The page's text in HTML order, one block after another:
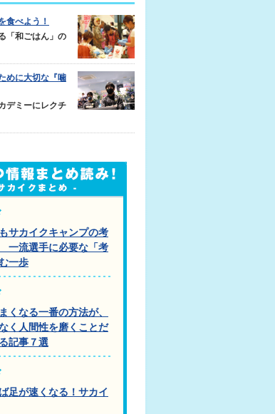
食べよう！
「和ごはん」の
めに大切な『噛
デミーにレクチ
サカイクキャンプの考
一流選手に必要な「考
一歩
くなる一番の方法が、
く人間性を磨くことだ
記事７選
足が速くなる！サカイ